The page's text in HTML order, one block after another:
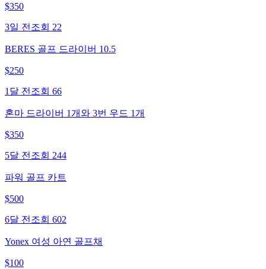
$350
3일 전 조회 22
BERES 골프 드라이버 10.5
$250
1달 전 조회 66
혼마 드라이버 1개와 3번 우드 1개
$350
5달 전 조회 244
파워 골프 카트
$500
6달 전 조회 602
Yonex 여성 아연 골프채
$100